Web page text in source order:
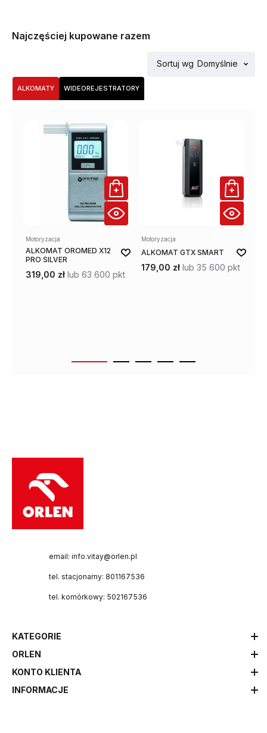
Najczęściej kupowane razem
ALKOMATY WIDEOREJESTRATORY
Sortuj wg Domyślnie
Motoryzacja
ALKOMAT OROMED X12
PRO SILVER
319,00 zł lub 63 600 pkt
Motoryzacja
ALKOMAT GTX SMART
179,00 zł lub 35 600 pkt
email: info.vitay@orlen.pl
tel. stacjonarny: 801167536
tel. komórkowy: 502167536
KATEGORIE
ORLEN
KONTO KLIENTA
INFORMACJE